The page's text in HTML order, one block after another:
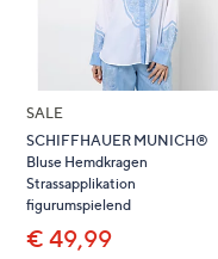
SALE
SCHIFFHAUER MUNICH®
Bluse Hemdkragen
Strassapplikation
figurumspielend
€ 49,99